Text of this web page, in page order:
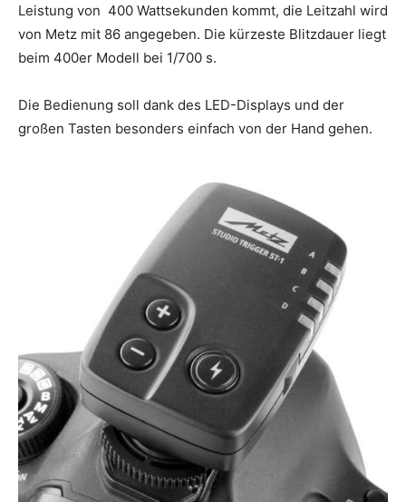
Leistung von 400 Wattsekunden kommt, die Leitzahl wird
von Metz mit 86 angegeben. Die kürzeste Blitzdauer liegt
beim 400er Modell bei 1/700 s.
Die Bedienung soll dank des LED-Displays und der
großen Tasten besonders einfach von der Hand gehen.